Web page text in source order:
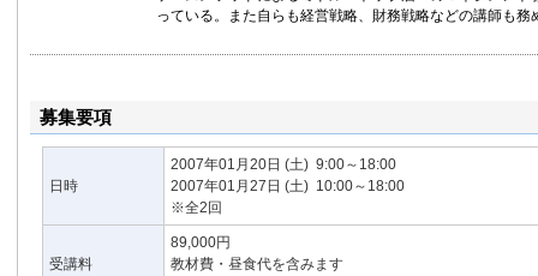
っている。また自らも経営戦略、財務戦略などの講師も務
募集要項
日時
2007年01月20日 (土) 9:00～18:00
2007年01月27日 (土) 10:00～18:00
※全2回
受講料
89,000円
教材費・昼食代を含みます